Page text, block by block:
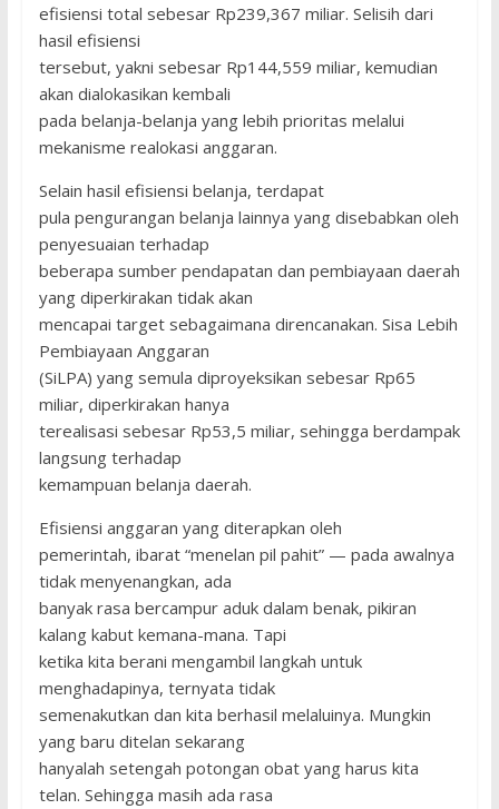
efisiensi total sebesar Rp239,367 miliar. Selisih dari
hasil efisiensi
tersebut, yakni sebesar Rp144,559 miliar, kemudian
akan dialokasikan kembali
pada belanja-belanja yang lebih prioritas melalui
mekanisme realokasi anggaran.
Selain hasil efisiensi belanja, terdapat
pula pengurangan belanja lainnya yang disebabkan oleh
penyesuaian terhadap
beberapa sumber pendapatan dan pembiayaan daerah
yang diperkirakan tidak akan
mencapai target sebagaimana direncanakan. Sisa Lebih
Pembiayaan Anggaran
(SiLPA) yang semula diproyeksikan sebesar Rp65
miliar, diperkirakan hanya
terealisasi sebesar Rp53,5 miliar, sehingga berdampak
langsung terhadap
kemampuan belanja daerah.
Efisiensi anggaran yang diterapkan oleh
pemerintah, ibarat “menelan pil pahit” — pada awalnya
tidak menyenangkan, ada
banyak rasa bercampur aduk dalam benak, pikiran
kalang kabut kemana-mana. Tapi
ketika kita berani mengambil langkah untuk
menghadapinya, ternyata tidak
semenakutkan dan kita berhasil melaluinya. Mungkin
yang baru ditelan sekarang
hanyalah setengah potongan obat yang harus kita
telan. Sehingga masih ada rasa